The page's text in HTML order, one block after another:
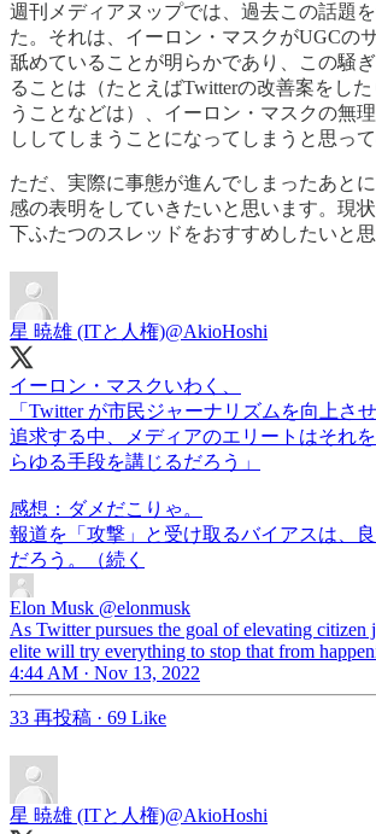
週刊メディアヌップでは、過去この話題
た。それは、イーロン・マスクがUGCの
舐めていることが明らかであり、この騒
ることは（たとえばTwitterの改善案をし
うことなどは）、イーロン・マスクの無
ししてしまうことになってしまうと思って
ただ、実際に事態が進んでしまったあと
感の表明をしていきたいと思います。現
下ふたつのスレッドをおすすめしたいと思
星 暁雄 (ITと人権)@AkioHoshi
イーロン・マスクいわく、
「Twitter が市民ジャーナリズムを向上さ
追求する中、メディアのエリートはそれ
らゆる手段を講じるだろう」
感想：ダメだこりゃ。
報道を「攻撃」と受け取るバイアスは、
Elon Musk @elonmusk
As Twitter pursues the goal of elevating citizen
elite will try everything to stop that from
4:44 AM · Nov 13, 2022
33 再投稿 · 69 Like
星 暁雄 (ITと人権)@AkioHoshi